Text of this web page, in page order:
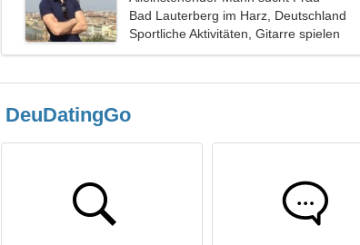
Bad Lauterberg im Harz, Deutschland
Sportliche Aktivitäten, Gitarre spielen